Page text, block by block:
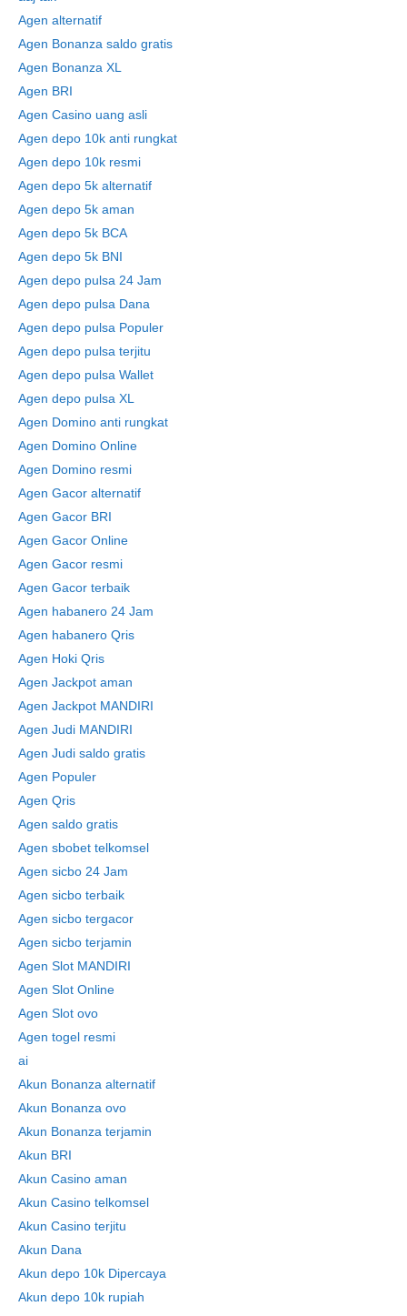
Agen alternatif
Agen Bonanza saldo gratis
Agen Bonanza XL
Agen BRI
Agen Casino uang asli
Agen depo 10k anti rungkat
Agen depo 10k resmi
Agen depo 5k alternatif
Agen depo 5k aman
Agen depo 5k BCA
Agen depo 5k BNI
Agen depo pulsa 24 Jam
Agen depo pulsa Dana
Agen depo pulsa Populer
Agen depo pulsa terjitu
Agen depo pulsa Wallet
Agen depo pulsa XL
Agen Domino anti rungkat
Agen Domino Online
Agen Domino resmi
Agen Gacor alternatif
Agen Gacor BRI
Agen Gacor Online
Agen Gacor resmi
Agen Gacor terbaik
Agen habanero 24 Jam
Agen habanero Qris
Agen Hoki Qris
Agen Jackpot aman
Agen Jackpot MANDIRI
Agen Judi MANDIRI
Agen Judi saldo gratis
Agen Populer
Agen Qris
Agen saldo gratis
Agen sbobet telkomsel
Agen sicbo 24 Jam
Agen sicbo terbaik
Agen sicbo tergacor
Agen sicbo terjamin
Agen Slot MANDIRI
Agen Slot Online
Agen Slot ovo
Agen togel resmi
ai
Akun Bonanza alternatif
Akun Bonanza ovo
Akun Bonanza terjamin
Akun BRI
Akun Casino aman
Akun Casino telkomsel
Akun Casino terjitu
Akun Dana
Akun depo 10k Dipercaya
Akun depo 10k rupiah